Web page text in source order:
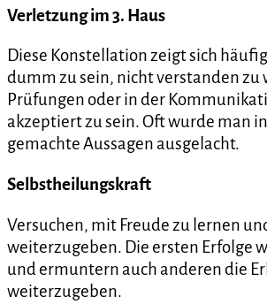
Verletzung im 3. Haus
Diese Konstellation zeigt sich
dumm zu sein, nicht verstanden zu
Prüfungen oder in der
akzeptiert zu sein. Oft wurde man
gemachte Aussagen ausgelacht.
Selbstheilungskraft
Versuchen, mit Freude zu lernen
weiterzugeben. Die ersten Erfolge
und ermuntern auch anderen die
weiterzugeben.